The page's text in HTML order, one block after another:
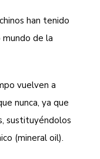
han tenido
mundo de la
vuelven a
nunca, ya que
sustituyéndolos
(mineral oil).